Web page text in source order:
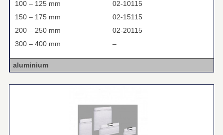
100 – 125 mm
02-10115
150 – 175 mm
02-15115
200 – 250 mm
02-20115
300 – 400 mm
–
aluminium